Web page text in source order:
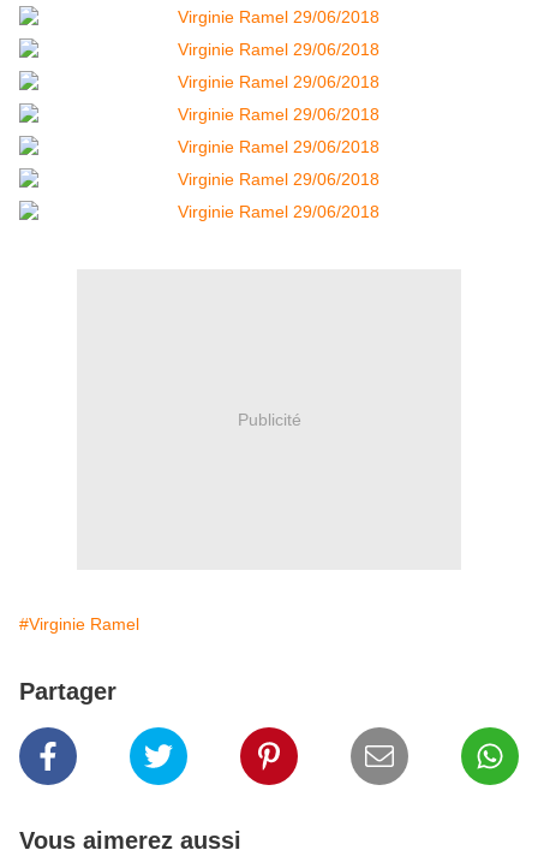
Publicité
#Virginie Ramel
Partager
Vous aimerez aussi